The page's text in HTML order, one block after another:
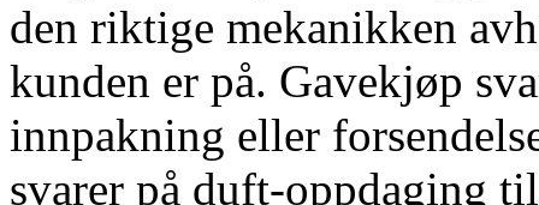
den riktige mekanikken
kunden er på. Gavekjøp
innpakning eller
svarer på duft-oppdaging